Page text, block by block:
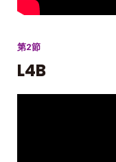
第2節
L4B